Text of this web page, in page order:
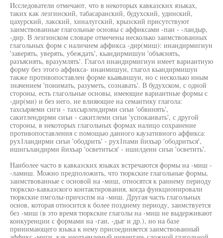
Исследователи отмечают, что в некоторых кавказских языках,
таких как лезгинский, табасаранский, будухский, удинский,
цахурский, лакский, хиналугский, крызский присутствуют
заимствованные глагольные основы с аффиксами -пан - -ландыр,
-дир. В лезгинском словаре отмечены несколько заимствованных
глагольных форм с наличием аффикса -дир(миш): инандирмигиун
'заверять, уверять, убеждать', кьандирмишун 'объяснять,
разъяснять, вразумлять'. Глагол инандирмигиун имеет вариантную
форму без этого аффикса- инанмишун, глагол кьандирмишун
также противопоставлен форме кьаяыишун, но с несколько иным
значением 'понимать, разуметь, сознавать'. В будухском, с одной
стороны, есть глагольные основы, имеющие вариантные формы с
-дир(ми) и без него, не влияющие на семантику глагола:
тахсыряеми сиги - тахсырлендирми сиъи 'обвинять',
сакитлендирми сиъи - сакитлеми сиъи 'успокаивать', с другой
стороны, в некоторых глагольных формах налицо сохранение
противопоставления с помощью данного каузативного аффикса:
рух1ландирми сиъи 'ободрить' - рух1пами йихъар 'ободриться',
ишигьландирми йихъар 'осветиться' - ишилдеии сиъи 'осветить'.
Наиболее часто в кавказских языках встречаются формы на -миш -
-ламиш. Можно предположить, что тюркские глагольные формы,
заимствованные с основой на -миш, относятся к раннему периоду
тюркско-кавказского контактирования, когда функционировали
тюркские пмголы-причзспм на -миш. Другая часть глагольных
основ, которая относится к более позднему периоду, заимствуется
без -миш (в это время тюркские глаголы на -миш не выдерживают
конкуренции с формами на -гаи, -дыг и др.), но на базе
принимающего языка к нему присоединяется заимствованный